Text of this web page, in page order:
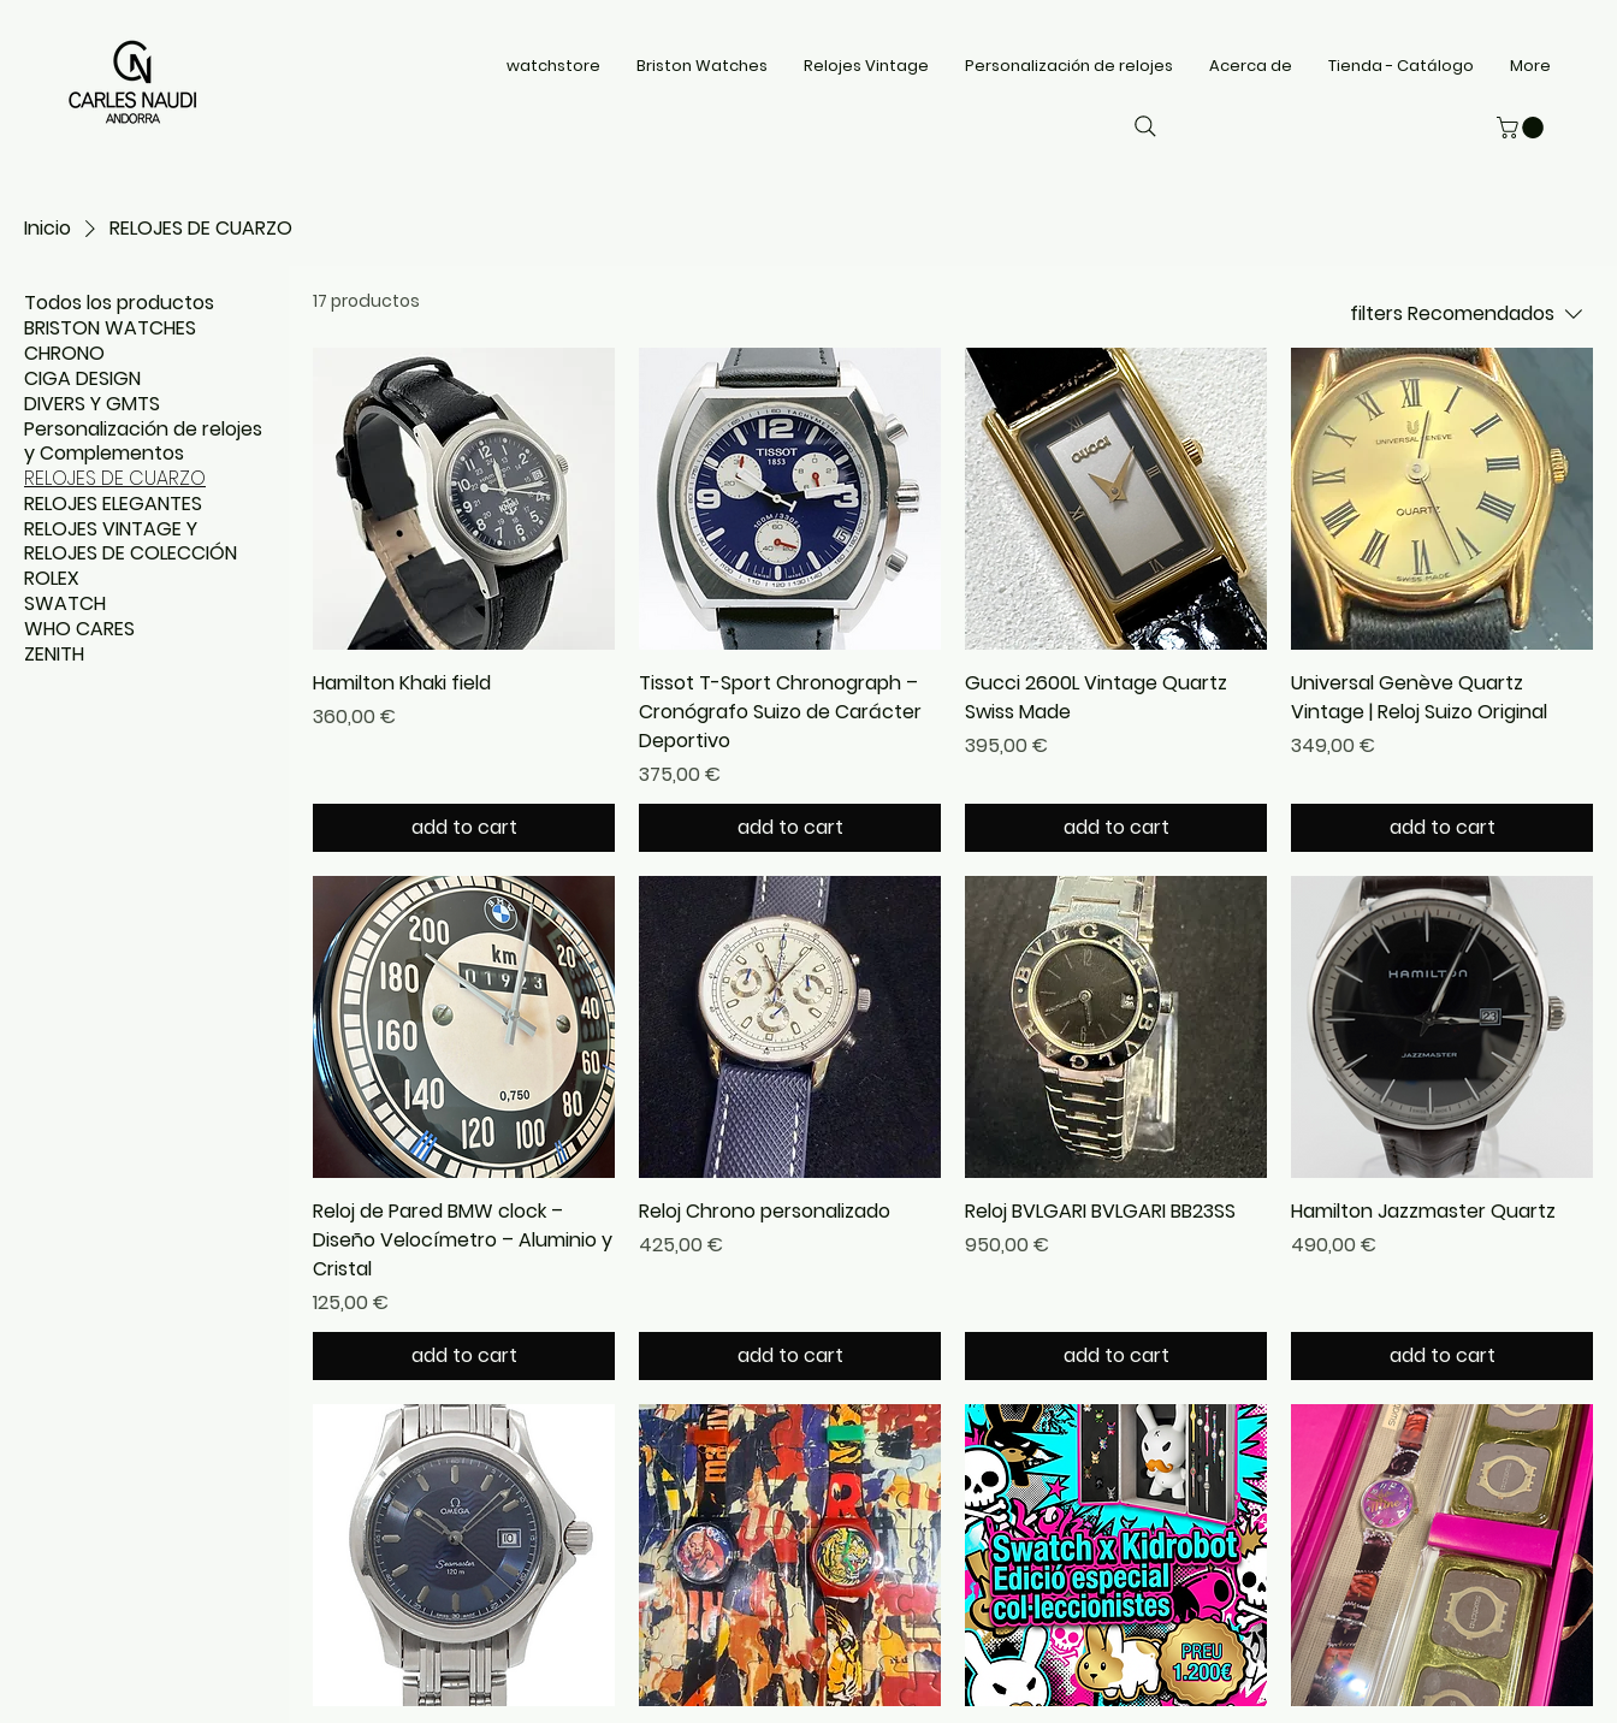
watchstore Briston Watches Relojes Vintage Personalización de relojes Acerca de Tienda - Catálogo More
Inicio RELOJES DE CUARZO
Todos los productos
BRISTON WATCHES
CHRONO
CIGA DESIGN
DIVERS Y GMTS
Personalización de relojes
y Complementos
RELOJES DE CUARZO
RELOJES ELEGANTES
RELOJES VINTAGE Y
RELOJES DE COLECCIÓN
ROLEX
SWATCH
WHO CARES
ZENITH
17 productos filtersRecomendados
Hamilton Khaki field
Precio
360,00 €
add to cart
Tissot T-Sport Chronograph –
Cronógrafo Suizo de Carácter
Deportivo
Precio
375,00 €
add to cart
Gucci 2600L Vintage Quartz
Swiss Made
Precio
395,00 €
add to cart
Universal Genève Quartz
Vintage | Reloj Suizo Original
Precio
349,00 €
add to cart
Reloj de Pared BMW clock –
Diseño Velocímetro – Aluminio y
Cristal
Precio
125,00 €
add to cart
Reloj Chrono personalizado
Precio
425,00 €
add to cart
Reloj BVLGARI BVLGARI BB23SS
Precio
950,00 €
add to cart
Hamilton Jazzmaster Quartz
Precio
490,00 €
add to cart